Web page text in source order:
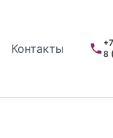
Контакты
8